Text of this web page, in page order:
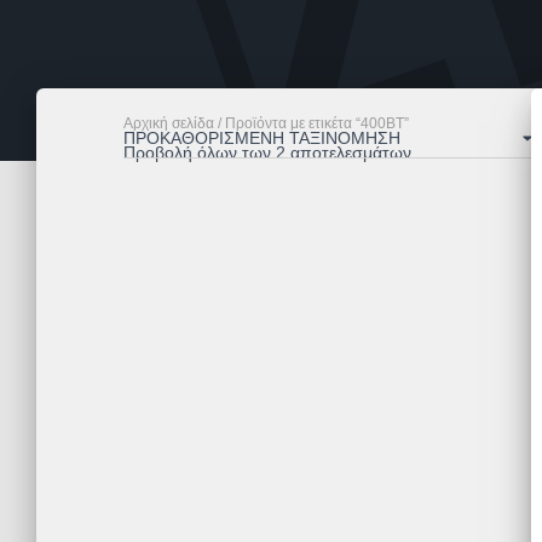
Αρχική σελίδα / Προϊόντα με ετικέτα “400ΒΤ”
Προβολή όλων των 2 αποτελεσμάτων